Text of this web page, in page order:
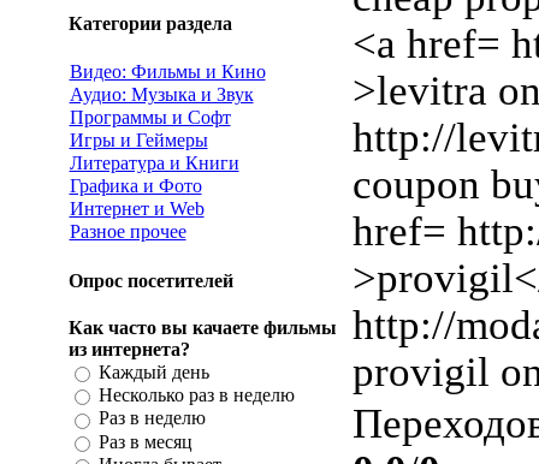
Категории раздела
Видео: Фильмы и Кино
Аудио: Музыка и Звук
Программы и Софт
Игры и Геймеры
Литература и Книги
Графика и Фото
Интернет и Web
Разное прочее
Опрос посетителей
Как часто вы качаете фильмы
из интернета?
Каждый день
Несколько раз в неделю
Раз в неделю
Раз в месяц
<a href=
>levitra
http://
coupon
href=
http://
provigil